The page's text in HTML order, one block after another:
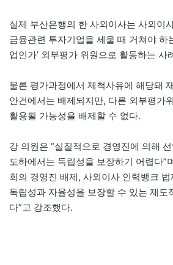
실제 부산은행의 한 사외이사는 사외이
금융관련 투자기업을 세울 때 거쳐야 하
업인가’ 외부평가 위원으로 활동하는 사
물론 평가과정에서 제척사유에 해당돼
안건에서는 배제되지만, 다른 외부평가
활용될 가능성을 배제할 수 없다.
강 의원은 “실질적으로 경영진에 의해
도하에서는 독립성을 보장하기 어렵다”
회의 경영진 배제, 사외이사 인력뱅크
독립성과 자율성을 보장할 수 있는 제도
다”고 강조했다.